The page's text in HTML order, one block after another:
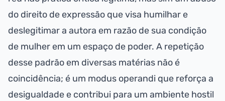
do direito de expressão que visa humilhar e
deslegitimar a autora em razão de sua condição
de mulher em um espaço de poder. A repetição
desse padrão em diversas matérias não é
coincidência; é um modus operandi que reforça a
desigualdade e contribui para um ambiente hostil